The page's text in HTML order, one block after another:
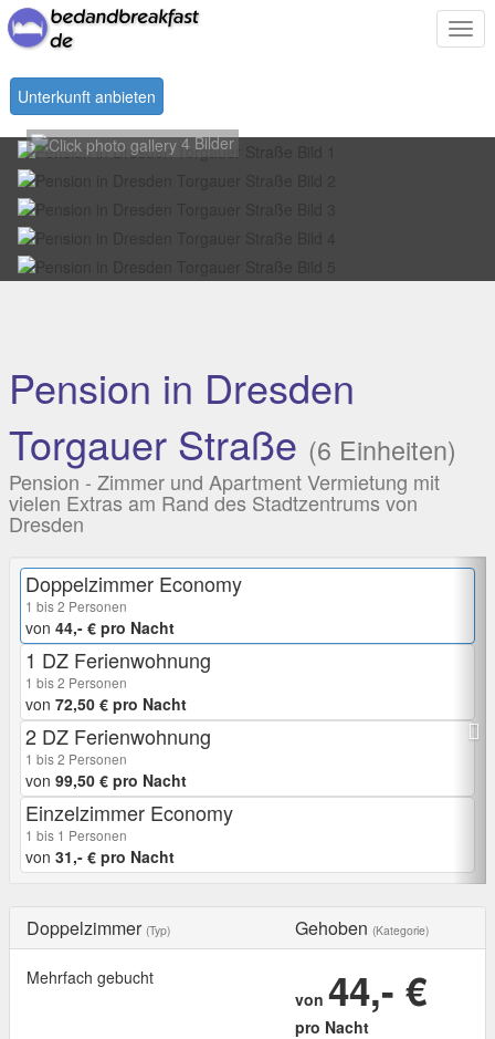
Unterkunft anbieten
4 Bilder
Pension in Dresden
Torgauer Straße (6 Einheiten)
Pension - Zimmer und Apartment Vermietung mit
vielen Extras am Rand des Stadtzentrums von
Dresden
Doppelzimmer Economy
1 bis 2 Personen
von 44,- € pro Nacht
1 DZ Ferienwohnung
1 bis 2 Personen
von 72,50 € pro Nacht
2 DZ Ferienwohnung
1 bis 2 Personen
von 99,50 € pro Nacht
Einzelzimmer Economy
1 bis 1 Personen
von 31,- € pro Nacht
Doppelzimmer (Typ) Gehoben (Kategorie)
Mehrfach gebucht
von 44,- €
pro Nacht